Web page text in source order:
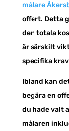
målare
offert. Detta
den totala
är särskilt
specifika
Ibland kan
begära en
du hade valt
målaren